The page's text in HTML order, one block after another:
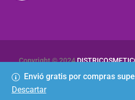
Envió gratis por compras
Descartar
Copyright © 2024
Política de Privacidad